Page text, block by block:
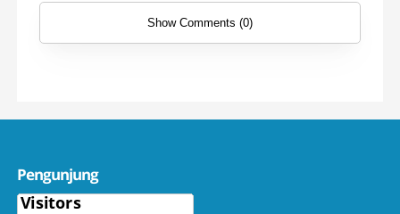
Show Comments (0)
Pengunjung